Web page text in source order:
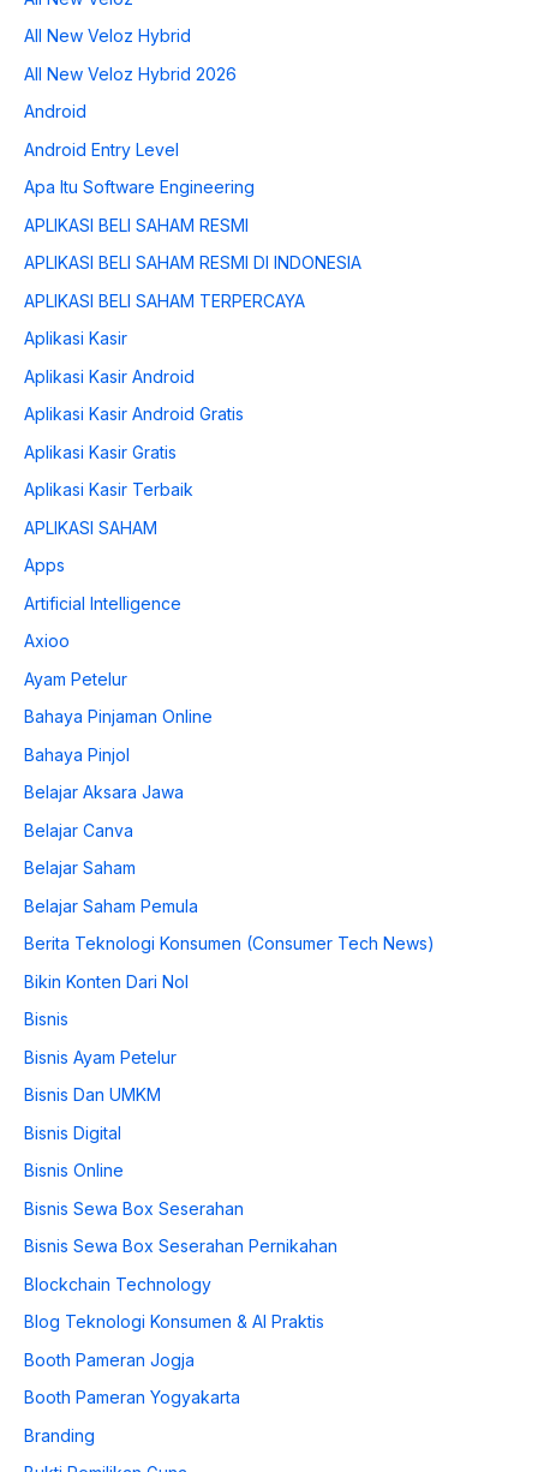
All New Veloz Hybrid
All New Veloz Hybrid 2026
Android
Android Entry Level
Apa Itu Software Engineering
APLIKASI BELI SAHAM RESMI
APLIKASI BELI SAHAM RESMI DI INDONESIA
APLIKASI BELI SAHAM TERPERCAYA
Aplikasi Kasir
Aplikasi Kasir Android
Aplikasi Kasir Android Gratis
Aplikasi Kasir Gratis
Aplikasi Kasir Terbaik
APLIKASI SAHAM
Apps
Artificial Intelligence
Axioo
Ayam Petelur
Bahaya Pinjaman Online
Bahaya Pinjol
Belajar Aksara Jawa
Belajar Canva
Belajar Saham
Belajar Saham Pemula
Berita Teknologi Konsumen (Consumer Tech News)
Bikin Konten Dari Nol
Bisnis
Bisnis Ayam Petelur
Bisnis Dan UMKM
Bisnis Digital
Bisnis Online
Bisnis Sewa Box Seserahan
Bisnis Sewa Box Seserahan Pernikahan
Blockchain Technology
Blog Teknologi Konsumen & AI Praktis
Booth Pameran Jogja
Booth Pameran Yogyakarta
Branding